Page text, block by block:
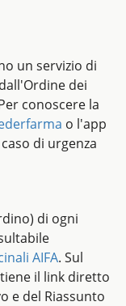
un servizio di
dei
conoscere la
o l'app
di urgenza
di ogni
AIFA. Sul
il link diretto
e del Riassunto